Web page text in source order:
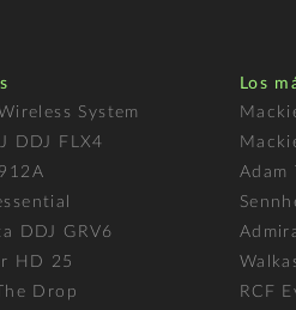
System
DDJ FLX4
DDJ GRV6
HD 25
Drop
Los
Adam
RCF